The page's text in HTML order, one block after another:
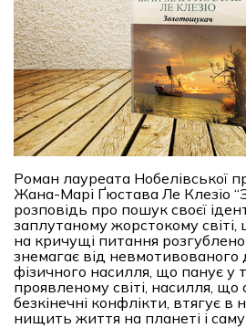
Роман лауреата Нобелівської
Жана-Марі Ґюстава Ле Клезіо
розповідь про пошук своєї
заплутаному жорстокому світі,
на кричущі питання
знемагає від невмотивованого
фізичного насилля, що панує у
проявленому світі, насилля,
безкінечні конфлікти, втягує в
нищить життя на планеті і